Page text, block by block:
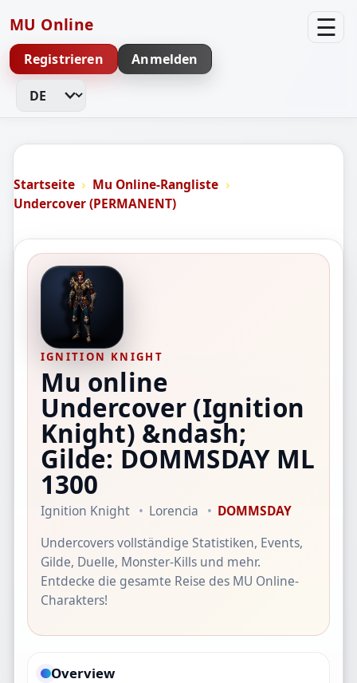
MU Online ☰
Registrieren Anmelden
Sprache ändern
Startseite
Mu Online-Rangliste
Undercover (PERMANENT)
IGNITION KNIGHT
Mu online
Undercover (Ignition
Knight) &ndash;
Gilde: DOMMSDAY ML
1300
Ignition Knight Lorencia
DOMMSDAY
Undercovers vollständige Statistiken, Events,
Gilde, Duelle, Monster-Kills und mehr.
Entdecke die gesamte Reise des MU Online-
Charakters!
Overview